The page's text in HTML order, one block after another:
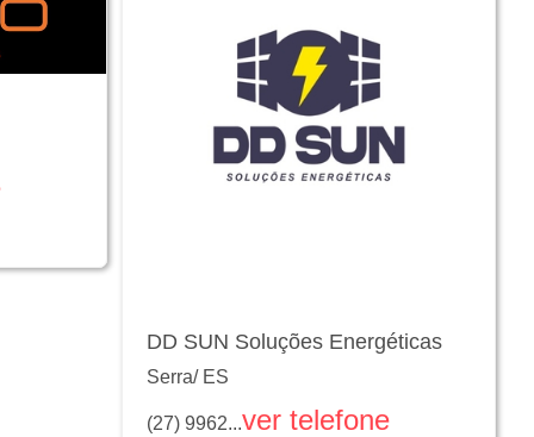
DD SUN Soluções Energéticas
Serra/ ES
(27) 9962...ver telefone